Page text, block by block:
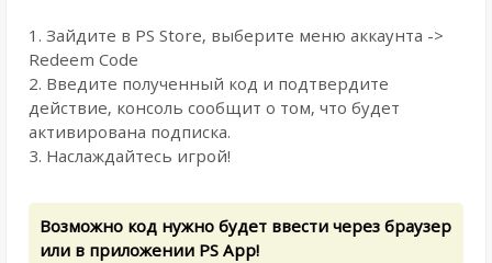
1. Зайдите в PS Store, выберите меню аккаунта ->
Redeem Code
2. Введите полученный код и подтвердите
действие, консоль сообщит о том, что будет
активирована подписка.
3. Наслаждайтесь игрой!
Возможно код нужно будет ввести через браузер
или в приложении PS App!